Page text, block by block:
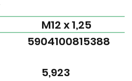
5904100815388
M12 x 1,25
5,923